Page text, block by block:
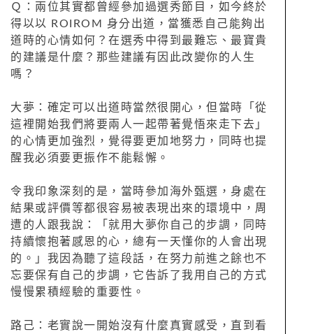
Ｑ：兩位其實都曾經參加過選秀節目，如今終於
得以以 ROIROM 身分出道，當獲悉自己能夠出
道時的心情如何？在選秀中得到最難忘、最寶貴
的建議是什麼？那些建議有因此改變你的人生
嗎？
大夢：確定可以出道時當然很開心，但當時「從
這裡開始我們將要兩人一起帶著覺悟來走下去」
的心情更加強烈，覺得要更加地努力，同時也提
醒我必須要更振作不能鬆懈。
令我印象深刻的是，當時參加海外甄選，身處在
結果或評價等都很容易被表現出來的環境中，周
遭的人跟我說：「就用大夢你自己的步調，同時
持續懷抱著感恩的心，總有一天懂你的人會出現
的。」我因為聽了這段話，在努力前進之餘也不
忘要保有自己的步調，它告訴了我用自己的方式
慢慢累積經驗的重要性。
路己：老實說一開始沒有什麼真實感受，直到看